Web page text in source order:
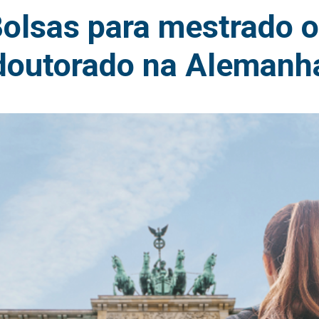
para mestrado
na